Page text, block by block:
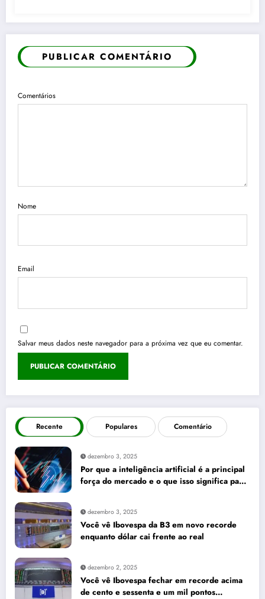
PUBLICAR COMENTÁRIO
Comentários
Nome
Email
Salvar meus dados neste navegador para a próxima vez que eu comentar.
Recente Populares Comentário
dezembro 3, 2025
Por que a inteligência artificial é a principal
força do mercado e o que isso significa para
dezembro 3, 2025
Você vê Ibovespa da B3 em novo recorde
enquanto dólar cai frente ao real
dezembro 2, 2025
Você vê Ibovespa fechar em recorde acima
de cento e sessenta e um mil pontos